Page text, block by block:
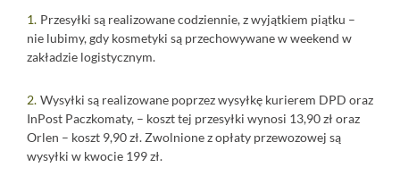
i
płatność
(nr
Przesyłki są realizowane codziennie, z wyjątkiem piątku –
nie lubimy, gdy kosmetyki są przechowywane w weekend w
zakładzie logistycznym.
Wysyłki są realizowane poprzez wysyłkę kurierem DPD oraz
InPost Paczkomaty, – koszt tej przesyłki wynosi 13,90 zł oraz
Orlen – koszt 9,90 zł. Zwolnione z opłaty przewozowej są
wysyłki w kwocie 199 zł.